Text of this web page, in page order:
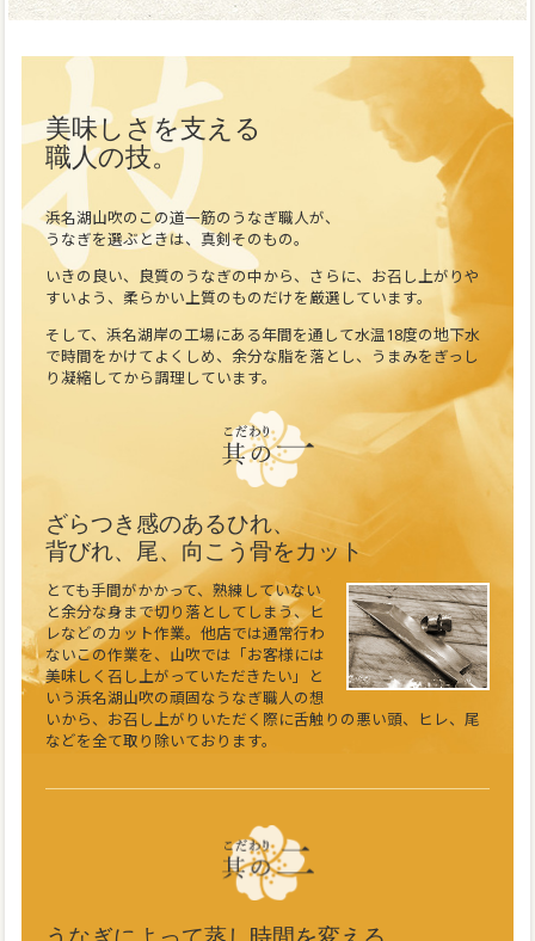
美味しさを支える
職人の技。
浜名湖山吹のこの道一筋のうなぎ職人が、
うなぎを選ぶときは、真剣そのもの。
いきの良い、良質のうなぎの中から、さらに、お召し上がりや
すいよう、柔らかい上質のものだけを厳選しています。
そして、浜名湖岸の工場にある年間を通して水温18度の地下水
で時間をかけてよくしめ、余分な脂を落とし、うまみをぎっし
り凝縮してから調理しています。
ざらつき感のあるひれ、
背びれ、尾、向こう骨をカット
とても手間がかかって、熟練していない
と余分な身まで切り落としてしまう、ヒ
レなどのカット作業。他店では通常行わ
ないこの作業を、山吹では「お客様には
美味しく召し上がっていただきたい」と
いう浜名湖山吹の頑固なうなぎ職人の想
いから、お召し上がりいただく際に舌触りの悪い頭、ヒレ、尾
などを全て取り除いております。